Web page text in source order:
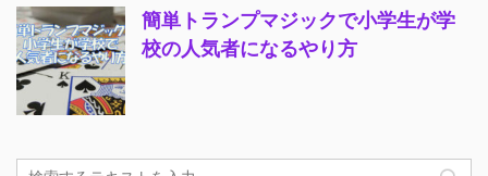
簡単トランプマジックで小学生が学
校の人気者になるやり方